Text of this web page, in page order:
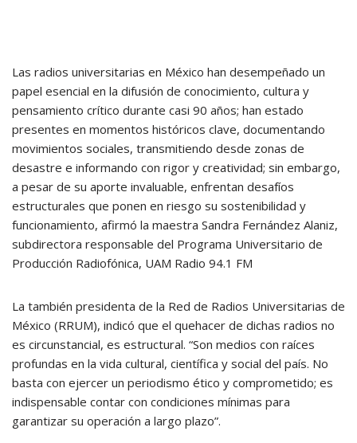
Las radios universitarias en México han desempeñado un
papel esencial en la difusión de conocimiento, cultura y
pensamiento crítico durante casi 90 años; han estado
presentes en momentos históricos clave, documentando
movimientos sociales, transmitiendo desde zonas de
desastre e informando con rigor y creatividad; sin embargo,
a pesar de su aporte invaluable, enfrentan desafíos
estructurales que ponen en riesgo su sostenibilidad y
funcionamiento, afirmó la maestra Sandra Fernández Alaniz,
subdirectora responsable del Programa Universitario de
Producción Radiofónica, UAM Radio 94.1 FM
La también presidenta de la Red de Radios Universitarias de
México (RRUM), indicó que el quehacer de dichas radios no
es circunstancial, es estructural. “Son medios con raíces
profundas en la vida cultural, científica y social del país. No
basta con ejercer un periodismo ético y comprometido; es
indispensable contar con condiciones mínimas para
garantizar su operación a largo plazo”.